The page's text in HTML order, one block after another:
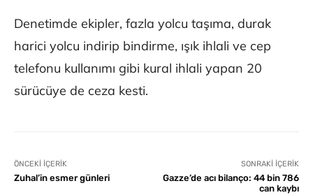
Denetimde ekipler, fazla yolcu taşıma, durak
harici yolcu indirip bindirme, ışık ihlali ve cep
telefonu kullanımı gibi kural ihlali yapan 20
sürücüye de ceza kesti.
ÖNCEKI İÇERIK
Zuhal’in esmer günleri
SONRAKI İÇERIK
Gazze’de acı bilanço: 44 bin 786
can kaybı